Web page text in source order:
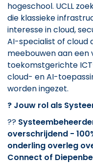
hogeschool. UCLL
die klassieke
interesse in cloud,
AI-specialist of cloud
meebouwen aan een
toekomstgerichte
cloud- en AI-
worden ingezet.
? Jouw rol als
??
overschrijdend -
onderling overleg
Connect of